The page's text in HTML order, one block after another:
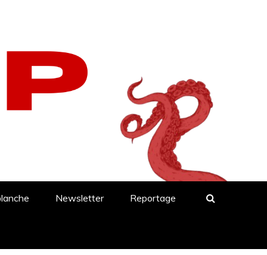
Newsletter Reportage